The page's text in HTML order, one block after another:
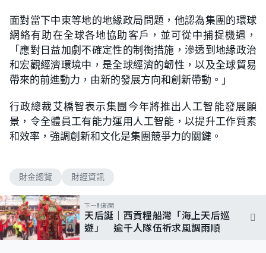
面對當下中東等地的地緣政局問題，他認為集團的環球
網絡有助在全球各地協助客戶，並可從中捕捉機遇，
「應對日益加劇不確定性的制衡措施，滲透到地緣政治
和宏觀經濟環境中，是全球經濟的韌性，以及全球貿易
帶來的前進動力，由新的發展方向和創新帶動。」
行政總裁艾橋智表示集團今年將推出人工智能發展願
景，令全體員工有能力運用人工智能，以提升工作質素
和效率，強調創新和文化是集團競爭力的關鍵。
財金總覽 財經資訊
下一則新聞
天后誕｜西貢糧船灣「海上天后巡
遊」 逾千人隊伍祈求風調雨順